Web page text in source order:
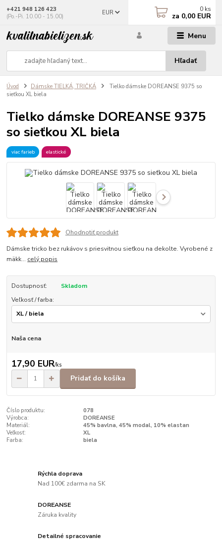
Menu
EUR
Hľadať
+421 948 126 423
(Po.-Pi. 10.00 - 15.00)
0 ks
za 0,00 EUR
Úvod Dámske TIELKÁ, TRIČKÁ
Tielko dámske DOREANSE 9375 so
sieťkou XL biela
Tielko dámske DOREANSE 9375
so sieťkou XL biela
viac farieb elastické
Ohodnotiť produkt
Dámske tricko bez rukávov s priesvitnou sieťkou na dekolte. Vyrobené z
mäkk... celý popis
Dostupnosť:
Skladom
Veľkosť / farba:
Naša cena
17,90 EUR/ks
Pridať do košíka
Číslo produktu:
078
Výrobca:
DOREANSE
Materiál:
45% bavlna, 45% modal, 10% elastan
Veľkosť:
XL
Farba:
biela
Rýchla doprava
Nad 100€ zdarma na SK
DOREANSE
Záruka kvality
Detailné spracovanie